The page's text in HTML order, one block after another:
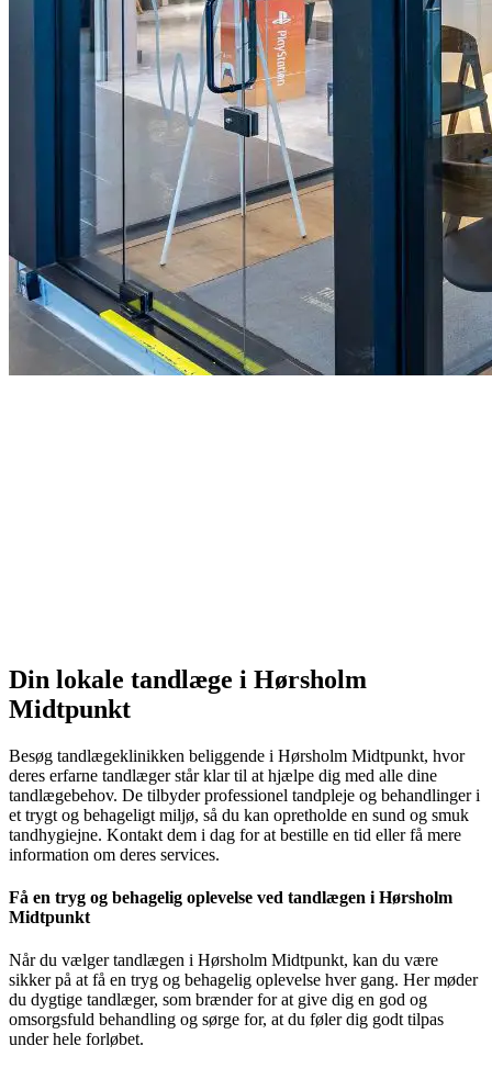
Din lokale tandlæge i Hørsholm
Midtpunkt
Besøg tandlægeklinikken beliggende i Hørsholm Midtpunkt, hvor
deres erfarne tandlæger står klar til at hjælpe dig med alle dine
tandlægebehov. De tilbyder professionel tandpleje og behandlinger i
et trygt og behageligt miljø, så du kan opretholde en sund og smuk
tandhygiejne. Kontakt dem i dag for at bestille en tid eller få mere
information om deres services.
Få en tryg og behagelig oplevelse ved tandlægen i Hørsholm
Midtpunkt
Når du vælger tandlægen i Hørsholm Midtpunkt, kan du være
sikker på at få en tryg og behagelig oplevelse hver gang. Her møder
du dygtige tandlæger, som brænder for at give dig en god og
omsorgsfuld behandling og sørge for, at du føler dig godt tilpas
under hele forløbet.